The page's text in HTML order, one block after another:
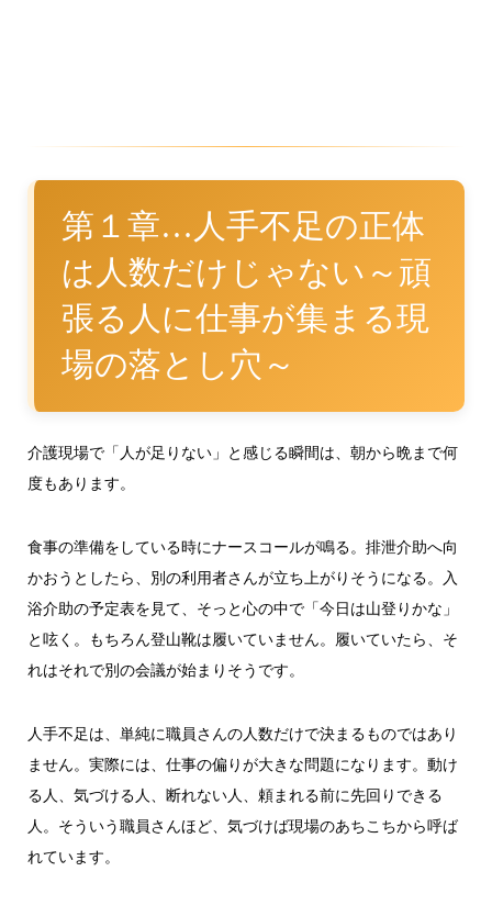
第１章…人手不足の正体
は人数だけじゃない～頑
張る人に仕事が集まる現
場の落とし穴～
介護現場で「人が足りない」と感じる瞬間は、朝から晩まで何
度もあります。
食事の準備をしている時にナースコールが鳴る。排泄介助へ向
かおうとしたら、別の利用者さんが立ち上がりそうになる。入
浴介助の予定表を見て、そっと心の中で「今日は山登りかな」
と呟く。もちろん登山靴は履いていません。履いていたら、そ
れはそれで別の会議が始まりそうです。
人手不足は、単純に職員さんの人数だけで決まるものではあり
ません。実際には、仕事の偏りが大きな問題になります。動け
る人、気づける人、断れない人、頼まれる前に先回りできる
人。そういう職員さんほど、気づけば現場のあちこちから呼ば
れています。